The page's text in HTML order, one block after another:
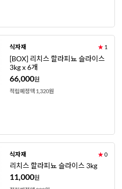
식자재 ★ 1
[BOX] 리치스 할라피뇨 슬라이스
3kg x 6개
66,000원
적립예정액 1,320원
식자재 ★0
리치스 할라피뇨 슬라이스 3kg
11,000원